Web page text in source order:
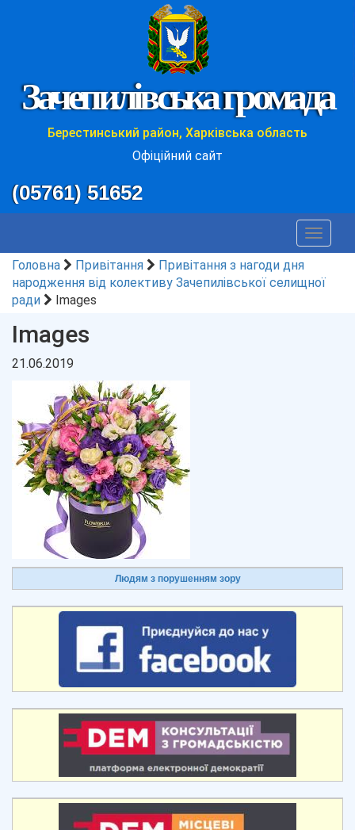
Зачепилівська громада
Берестинський район, Харківська область
Офіційний сайт
(05761) 51652
Toggle
Головна
Привітання
Привітання з нагоди дня
народження від колективу Зачепилівської селищної
ради
Images
Images
21.06.2019
Людям з порушенням зору